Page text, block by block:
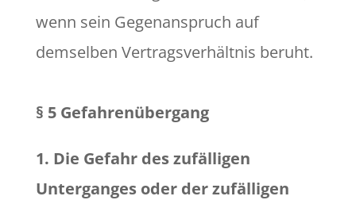
wenn sein Gegenanspruch auf
demselben Vertragsverhältnis beruht.
§ 5 Gefahrenübergang
1. Die Gefahr des zufälligen
Unterganges oder der zufälligen